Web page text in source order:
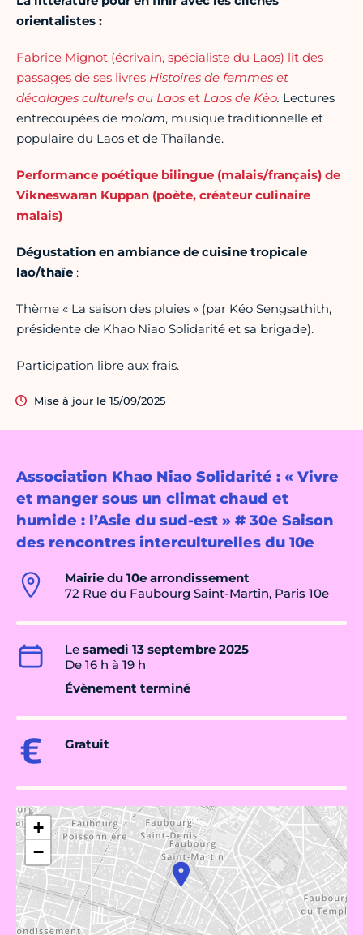
Association Khao Niao Solidarité : « Vivre
et manger sous un climat chaud et
humide : l’Asie du sud-est » # 30e Saison
des rencontres interculturelles du 10e
Mairie du 10e arrondissement
72 Rue du Faubourg Saint-Martin, Paris 10e
Le samedi 13 septembre 2025
De 16 h à 19 h
Évènement terminé
Gratuit
+
−
orientalistes :
Fabrice Mignot (écrivain, spécialiste du Laos) lit des
passages de ses livres Histoires de femmes et
décalages culturels au Laos et Laos de Kèo. Lectures
entrecoupées de molam, musique traditionnelle et
populaire du Laos et de Thaïlande.
Performance poétique bilingue (malais/français) de
Vikneswaran Kuppan (poète, créateur culinaire
malais)
Dégustation en ambiance de cuisine tropicale
lao/thaïe :
Thème « La saison des pluies » (par Kéo Sengsathith,
présidente de Khao Niao Solidarité et sa brigade).
Participation libre aux frais.
Mise à jour le 15/09/2025